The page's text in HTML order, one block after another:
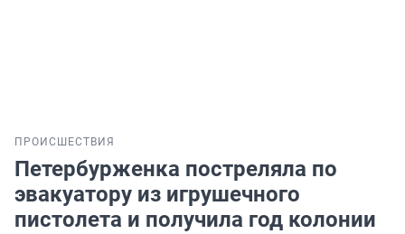
ПРОИСШЕСТВИЯ
Петербурженка постреляла по
эвакуатору из игрушечного
пистолета и получила год колонии